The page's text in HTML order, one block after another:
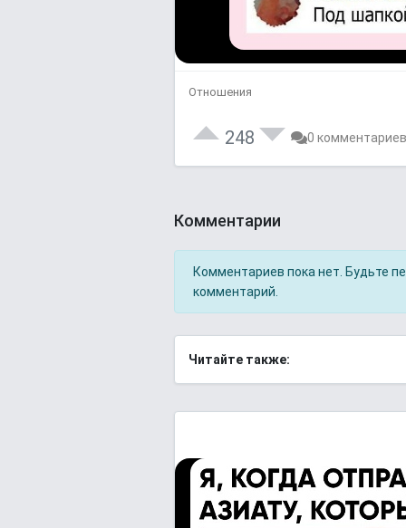
Отношения
248 0 комментариев
Комментарии
Комментариев пока нет. Будьте
комментарий.
Читайте также: